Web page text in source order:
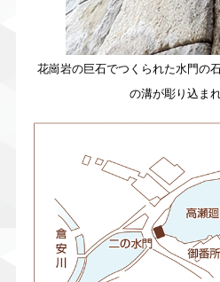
花崗岩の巨石でつくられた水門の
の溝が彫り込ま